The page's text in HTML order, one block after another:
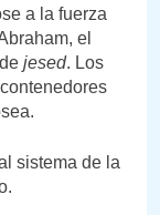
a la fuerza
el
jesed. Los
sistema de la